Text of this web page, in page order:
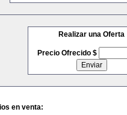
Realizar una Oferta
Precio Ofrecido $
en venta: